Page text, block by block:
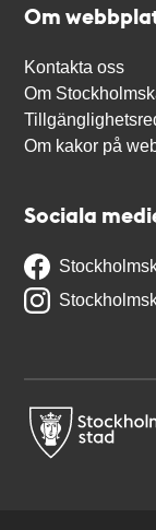
Om
Kontakta oss
Om
Om kakor på
Sociala